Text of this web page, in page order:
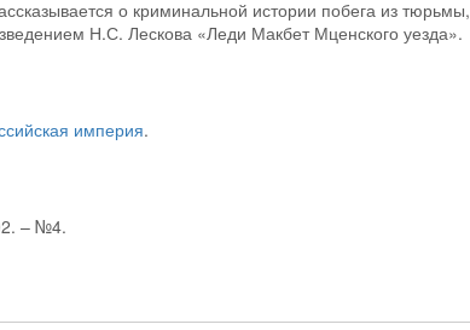
о криминальной истории побега из тюрьмы,
Н.С. Лескова «Леди Макбет Мценского уезда».
империя.
– №4.